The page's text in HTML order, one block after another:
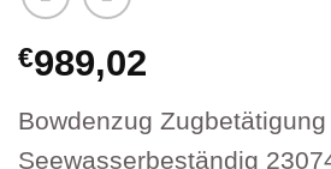
€989,02
Bowdenzug
Seewasserbeständig